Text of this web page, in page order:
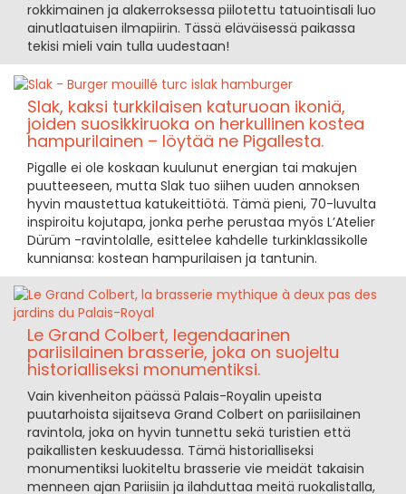
rokkimainen ja alakerroksessa piilotettu tatuointisali luo
ainutlaatuisen ilmapiirin. Tässä eläväisessä paikassa
tekisi mieli vain tulla uudestaan!
Slak, kaksi turkkilaisen katuruoan ikoniä,
joiden suosikkiruoka on herkullinen kostea
hampurilainen – löytää ne Pigallesta.
Pigalle ei ole koskaan kuulunut energian tai makujen
puutteeseen, mutta Slak tuo siihen uuden annoksen
hyvin maustettua katukeittiötä. Tämä pieni, 70-luvulta
inspiroitu kojutapa, jonka perhe perustaa myös L’Atelier
Dürüm -ravintolalle, esittelee kahdelle turkinklassikolle
kunniansa: kostean hampurilaisen ja tantunin.
Le Grand Colbert, legendaarinen
pariisilainen brasserie, joka on suojeltu
historialliseksi monumentiksi.
Vain kivenheiton päässä Palais-Royalin upeista
puutarhoista sijaitseva Grand Colbert on pariisilainen
ravintola, joka on hyvin tunnettu sekä turistien että
paikallisten keskuudessa. Tämä historialliseksi
monumentiksi luokiteltu brasserie vie meidät takaisin
menneen ajan Pariisiin ja ilahduttaa meitä ruokalistalla,